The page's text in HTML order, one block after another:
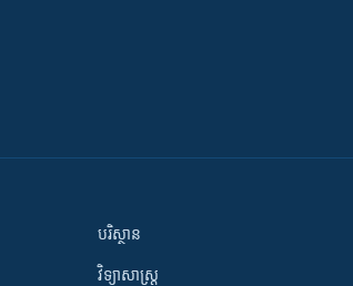
បរិស្ថាន
វិទ្យាសាស្រ្ត